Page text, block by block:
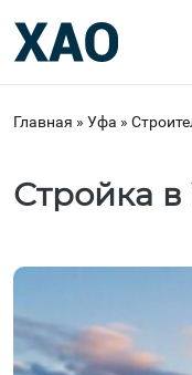
Главная » Уфа »
Стройка